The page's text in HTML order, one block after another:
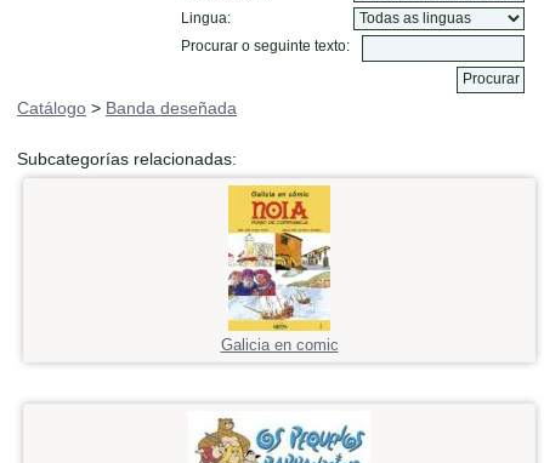
Lingua:
Procurar o seguinte texto:
Catálogo > Banda deseñada
Subcategorías relacionadas:
Galicia en comic